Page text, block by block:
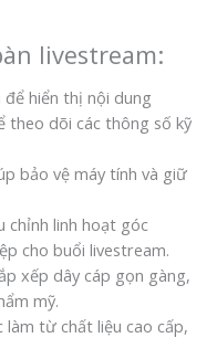
livestream:
để hiển thị nội dung
theo dõi các thông số kỹ
bảo vệ máy tính và giữ
chỉnh linh hoạt góc
cho buổi livestream.
xếp dây cáp gọn gàng,
mỹ.
làm từ chất liệu cao cấp,